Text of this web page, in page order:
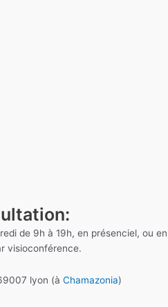
de 9h à 19h, en présenciel, ou en
visioconférence.
lyon (à Chamazonia)